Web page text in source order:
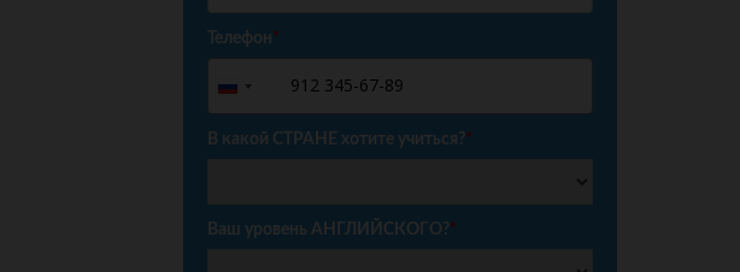
Телефон*
Russia
+7
В какой СТРАНЕ хотите учиться?*
Ваш уровень АНГЛИЙСКОГО?*